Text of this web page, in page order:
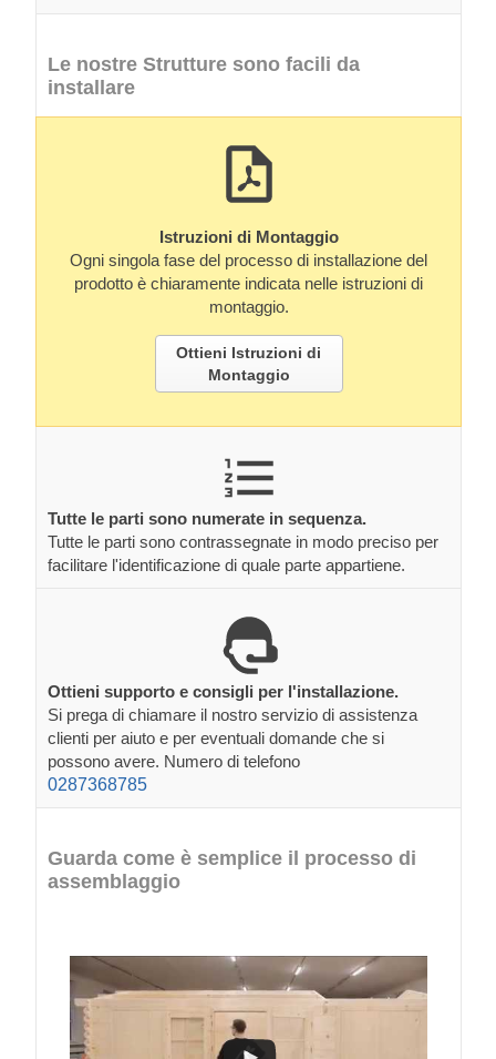
Le nostre Strutture sono facili da
installare
Istruzioni di Montaggio
Ogni singola fase del processo di installazione del
prodotto è chiaramente indicata nelle istruzioni di
montaggio.
Ottieni Istruzioni di
Montaggio
Tutte le parti sono numerate in sequenza.
Tutte le parti sono contrassegnate in modo preciso per
facilitare l'identificazione di quale parte appartiene.
Ottieni supporto e consigli per l'installazione.
Si prega di chiamare il nostro servizio di assistenza
clienti per aiuto e per eventuali domande che si
possono avere. Numero di telefono
0287368785
Guarda come è semplice il processo di
assemblaggio